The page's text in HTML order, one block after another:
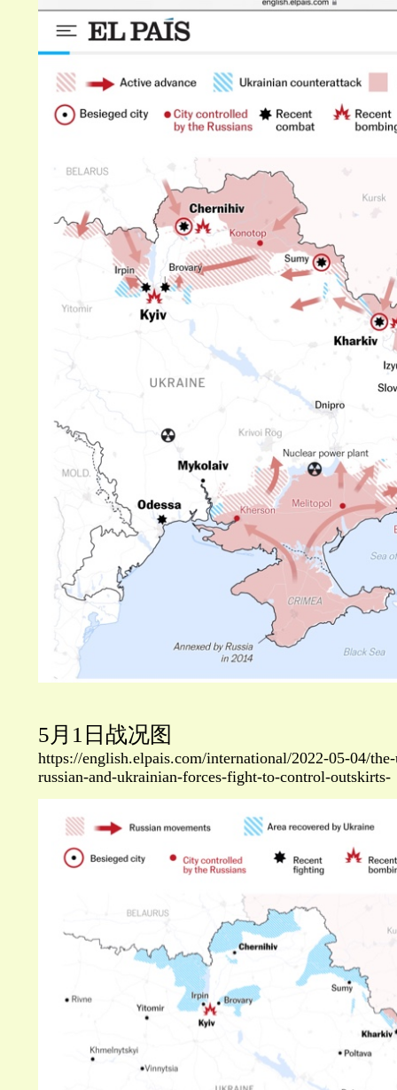
5月1日战况图
https://english.elpais.com/international/2022-05-04/
russian-and-ukrainian-forces-fight-to-control-outskirts-